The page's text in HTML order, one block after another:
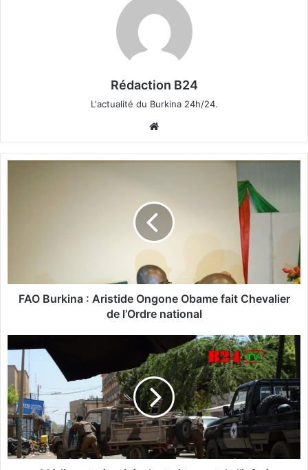
Rédaction B24
L'actualité du Burkina 24h/24.
bsi
te
n
i
s
t
i
d
e
O
FAO Burkina : Aristide Ongone Obame fait Chevalier
de l’Ordre national
d
i
a
s
e
t